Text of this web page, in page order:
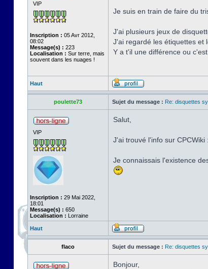
VIP
Inscription : 05 Avr 2012,
08:02
Message(s) : 223
Localisation : Sur terre, mais
souvent dans les nuages !
Je suis en train de faire du
J'ai plusieurs jeux de
J'ai regardé les étiquettes et
Y a t'il une différence ou
Haut
poulette73 Sujet du message : Re: disquettes
VIP
Inscription : 29 Mai 2022,
18:01
Message(s) : 650
Localisation : Lorraine
Salut,
J'ai trouvé l'info sur CPCWiki :
Je connaissais l'existence
Haut
flaco Sujet du message : Re: disquettes
Bonjour,